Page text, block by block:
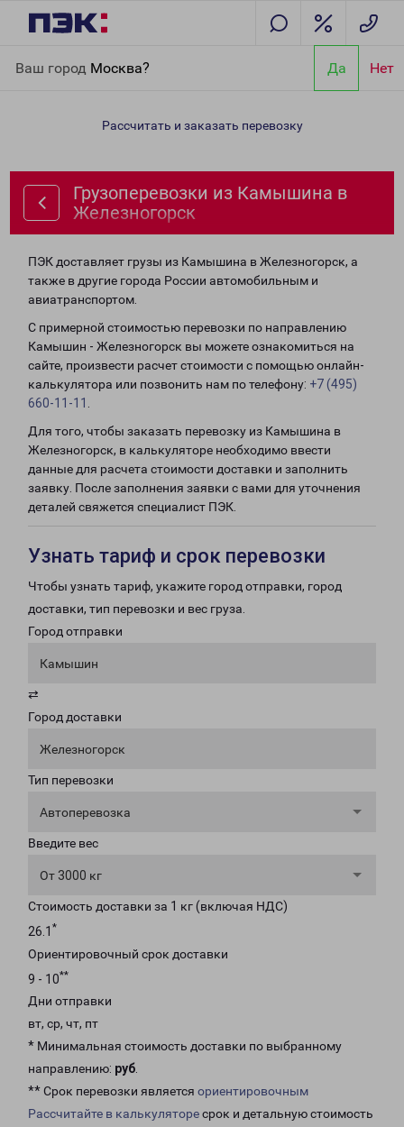
Ваш город Москва? Да Нет
Железногорск
Рассчитать и заказать перевозку
Грузоперевозки из Камышина в
Железногорск
ПЭК доставляет грузы из Камышина в Железногорск, а
также в другие города России автомобильным и
авиатранспортом.
С примерной стоимостью перевозки по направлению
Камышин - Железногорск вы можете ознакомиться на
сайте, произвести расчет стоимости с помощью онлайн-
калькулятора или позвонить нам по телефону: +7 (495)
660-11-11
Для того, чтобы заказать перевозку из Камышина в
Железногорск, в калькуляторе необходимо ввести
данные для расчета стоимости доставки и заполнить
заявку. После заполнения заявки с вами для уточнения
деталей свяжется специалист ПЭК.
Узнать тариф и срок перевозки
Чтобы узнать тариф, укажите город отправки, город
доставки, тип перевозки и вес груза.
Город отправки
Камышин
⇄
Город доставки
Железногорск
Тип перевозки
Автоперевозка
Введите вес
От 3000 кг
Стоимость доставки за 1 кг (включая НДС)
26.1 *
Ориентировочный срок доставки
9 - 10**
Дни отправки
вт, ср, чт, пт
* Минимальная стоимость доставки по выбранному
направлению: руб.
** Срок перевозки является ориентировочным
Рассчитайте в калькуляторесрок и детальную стоимость